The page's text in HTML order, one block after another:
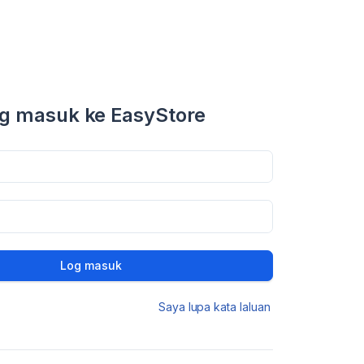
masuk ke EasyStore
Log masuk
Saya lupa kata laluan